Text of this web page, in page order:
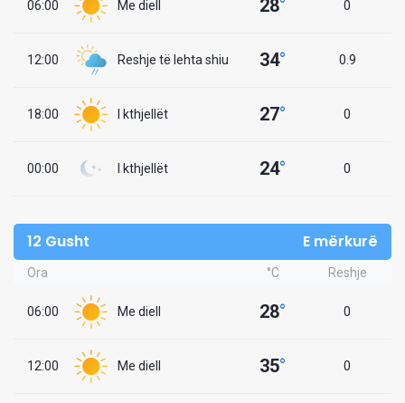
06:00 Me diell 28° 0
12:00 Reshje të lehta shiu 34° 0.9
18:00 I kthjellët 27° 0
00:00 I kthjellët 24° 0
12 Gusht E mërkurë
Ora °C Reshje
06:00 Me diell 28° 0
12:00 Me diell 35° 0